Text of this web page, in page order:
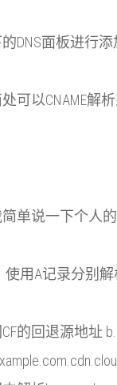
DNS面板进行
以CNAME解
单说一下个人的
用A记录分别解
的回退源地址